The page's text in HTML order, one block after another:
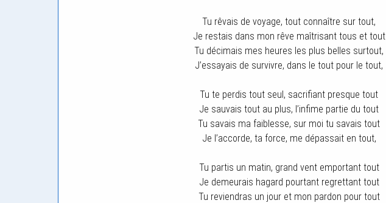
Tu rêvais de voyage, tout connaître sur tout,
Je restais dans mon rêve maîtrisant tous et tout
Tu décimais mes heures les plus belles surtout,
J’essayais de survivre, dans le tout pour le tout,
Tu te perdis tout seul, sacrifiant presque tout
Je sauvais tout au plus, l’infime partie du tout
Tu savais ma faiblesse, sur moi tu savais tout
Je l’accorde, ta force, me dépassait en tout,
Tu partis un matin, grand vent emportant tout
Je demeurais hagard pourtant regrettant tout
Tu reviendras un jour et mon pardon pour tout